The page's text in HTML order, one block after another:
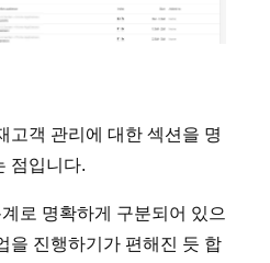
고객 관리에 대한 섹션을 명
점입니다.
로 명확하게 구분되어 있으
을 진행하기가 편해진 듯 합